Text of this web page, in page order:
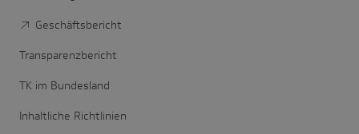
Geschäftsbericht
Transparenzbericht
TK im Bundesland
Inhaltliche Richtlinien